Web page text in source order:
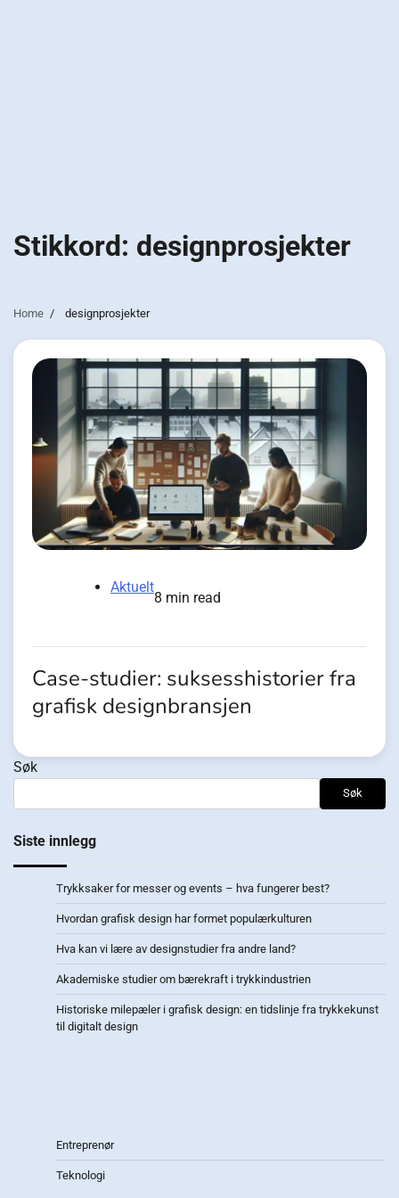
Stikkord: designprosjekter
Home designprosjekter
Aktuelt
8 min read
Case-studier: suksesshistorier fra
grafisk designbransjen
Søk
Søk
Siste innlegg
Trykksaker for messer og events – hva fungerer best?
Hvordan grafisk design har formet populærkulturen
Hva kan vi lære av designstudier fra andre land?
Akademiske studier om bærekraft i trykkindustrien
Historiske milepæler i grafisk design: en tidslinje fra trykkekunst
til digitalt design
Entreprenør
Teknologi